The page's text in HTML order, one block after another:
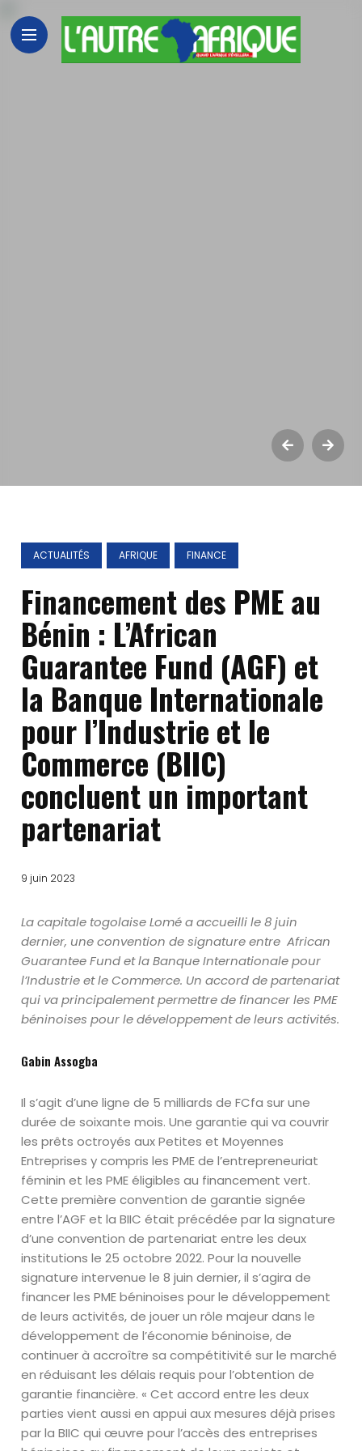
ACTUALITÉS AFRIQUE FINANCE
Financement des PME au
Bénin : L’African
Guarantee Fund (AGF) et
la Banque Internationale
pour l’Industrie et le
Commerce (BIIC)
concluent un important
partenariat
9 juin 2023
La capitale togolaise Lomé a accueilli le 8 juin
dernier, une convention de signature entre African
Guarantee Fund et la Banque Internationale pour
l’Industrie et le Commerce. Un accord de partenariat
qui va principalement permettre de financer les PME
béninoises pour le développement de leurs activités.
Gabin Assogba
Il s’agit d’une ligne de 5 milliards de FCfa sur une
durée de soixante mois. Une garantie qui va couvrir
les prêts octroyés aux Petites et Moyennes
Entreprises y compris les PME de l’entrepreneuriat
féminin et les PME éligibles au financement vert.
Cette première convention de garantie signée
entre l’AGF et la BIIC était précédée par la signature
d’une convention de partenariat entre les deux
institutions le 25 octobre 2022. Pour la nouvelle
signature intervenue le 8 juin dernier, il s’agira de
financer les PME béninoises pour le développement
de leurs activités, de jouer un rôle majeur dans le
développement de l’économie béninoise, de
continuer à accroître sa compétitivité sur le marché
en réduisant les délais requis pour l’obtention de
garantie financière. « Cet accord entre les deux
parties vient aussi en appui aux mesures déjà prises
par la BIIC qui œuvre pour l’accès des entreprises